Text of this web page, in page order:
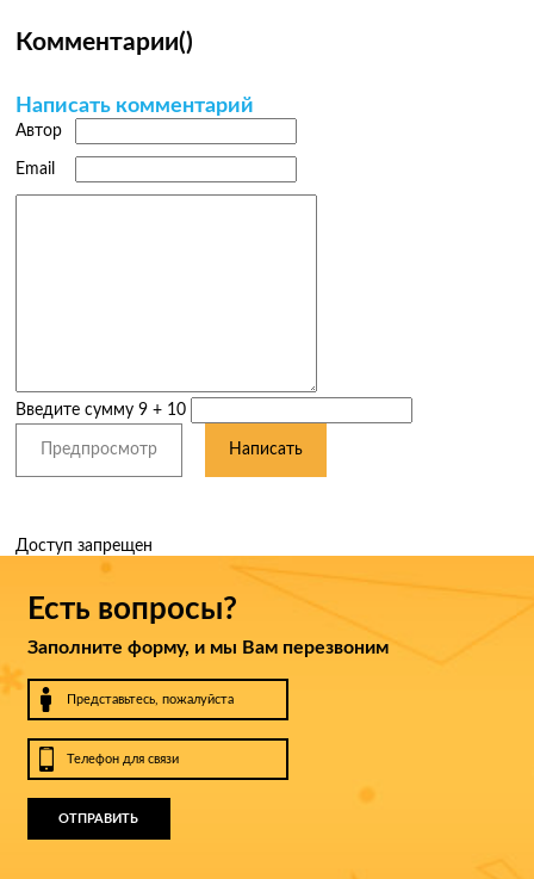
Комментарии()
Написать комментарий
Автор
Email
Введите сумму 9 + 10
Доступ запрещен
Есть вопросы?
Заполните форму, и мы Вам перезвоним
ОТПРАВИТЬ